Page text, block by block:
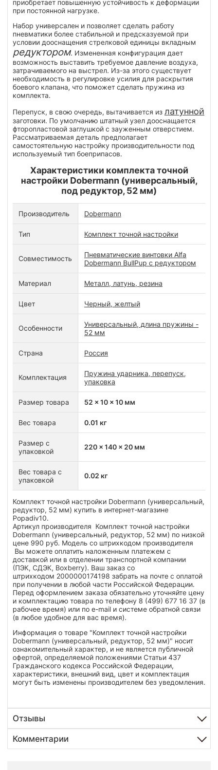
приобретает повышенную устойчивость к деформации
при постоянной нагрузке.
Набор универсален и позволяет сделать работу
пневматики более стабильной и предсказуемой при
условии дооснащения стрелковой единицы вкладным
редуктором. Измененная конфигурация дает
возможность выставить требуемое давление воздуха,
затрачиваемого на выстрел. Из-за этого существует
необходимость в регулировке усилия для раскрытия
боевого клапана, что поможет сделать пружина из
комплекта.
Перепуск, в свою очередь, вытачивается из латунной
заготовки. По умолчанию штатный узел дооснащается
фторопластовой заглушкой с зауженным отверстием.
Рассматриваемая деталь предполагает
самостоятельную настройку производительности под
используемый тип боеприпасов.
Характеристики комплекта точной
настройки Dobermann (универсальный,
под редуктор, 52 мм)
Производитель Dobermann
Тип Комплект точной настройки
Совместимость
Пневматические винтовки Alfa
Dobermann BullPup с редуктором
Материал Металл, латунь, резина
Цвет Черный, желтый
Особенности
Универсальный, длина пружины -
52 мм
Страна Россия
Комплектация
Пружина ударника, перепуск,
упаковка
Размер товара 52 x 10 x 10 мм
Вес товара 0.01 кг
Размер с
упаковкой
220 x 140 x 20 мм
Вес товара с
упаковкой
0.02 кг
Комплект точной настройки Dobermann (универсальный,
редуктор, 52 мм) купить в интернет-магазине
Popadiv10.
Артикул производителя Комплект точной настройки
Dobermann (универсальный, редуктор, 52 мм) по низкой
цене 990 руб. Модель со штрихкодом производителя
Вы можете оплатить наложенным платежем с
доставкой или в отделении транспортной компании
(ПЭК, СДЭК, Boxberry). Ваш заказ со
штрихкодом 2000000174198 забрать на почте с оплатой
при получении в любой части Российской Федерации.
Перед оформлением заказа обязательно уточняйте цену
и комплектацию товара по телефону 8 (499) 677 16 37 (в
рабочее время) или по e-mail и системе обратной связи
(в любое удобное для вас время).
Информация о товаре "Комплект точной настройки
Dobermann (универсальный, редуктор, 52 мм)" носит
ознакомительный характер, и не является публичной
офертой, определяемой положениями Статьи 437
Гражданского кодекса Российской Федерации,
характеристики, внешний вид, цвет и комплектация
могут быть изменены производителем без уведомления.
Отзывы
Комментарии